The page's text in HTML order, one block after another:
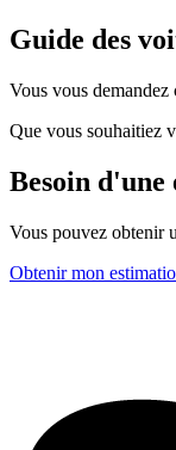
Guide des
Vous vous
Que vous souhaitiez
Besoin d'une
Vous pouvez obtenir
Obtenir mon